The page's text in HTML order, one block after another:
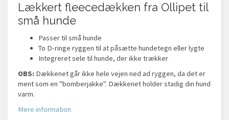
Lækkert fleecedækken fra Ollipet til
små hunde
Passer til små hunde
To D-ringe ryggen til at påsætte hundetegn eller lygte
Integreret sele til hunde, der ikke trækker
OBS: Dækkenet går ikke hele vejen ned ad ryggen, da det er
ment som en "bomberjakke". Dækkenet holder stadig din hund
varm.
Mere information